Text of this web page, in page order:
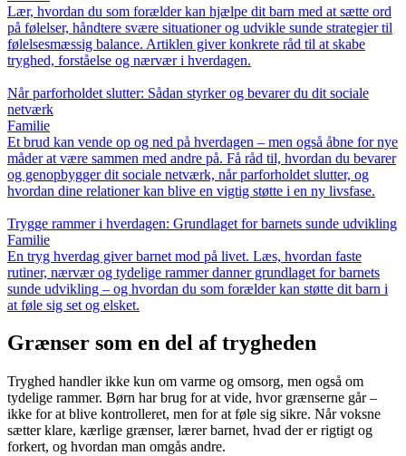
Lær, hvordan du som forælder kan hjælpe dit barn med at sætte ord
på følelser, håndtere svære situationer og udvikle sunde strategier til
følelsesmæssig balance. Artiklen giver konkrete råd til at skabe
tryghed, forståelse og nærvær i hverdagen.
Når parforholdet slutter: Sådan styrker og bevarer du dit sociale
netværk
Familie
Et brud kan vende op og ned på hverdagen – men også åbne for nye
måder at være sammen med andre på. Få råd til, hvordan du bevarer
og genopbygger dit sociale netværk, når parforholdet slutter, og
hvordan dine relationer kan blive en vigtig støtte i en ny livsfase.
Trygge rammer i hverdagen: Grundlaget for barnets sunde udvikling
Familie
En tryg hverdag giver barnet mod på livet. Læs, hvordan faste
rutiner, nærvær og tydelige rammer danner grundlaget for barnets
sunde udvikling – og hvordan du som forælder kan støtte dit barn i
at føle sig set og elsket.
Grænser som en del af trygheden
Tryghed handler ikke kun om varme og omsorg, men også om
tydelige rammer. Børn har brug for at vide, hvor grænserne går –
ikke for at blive kontrolleret, men for at føle sig sikre. Når voksne
sætter klare, kærlige grænser, lærer barnet, hvad der er rigtigt og
forkert, og hvordan man omgås andre.